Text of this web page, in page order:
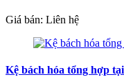
Giá bán: Liên hệ
Kệ bách hóa tổng hợp